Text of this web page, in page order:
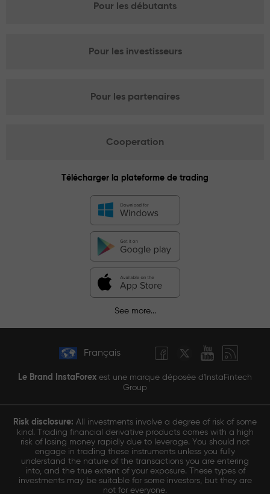
Pour les débutants
Pour les investisseurs
Pour les partenaires
Cooperation
Télécharger la plateforme de trading
See more...
Français
Le Brand InstaForex est une marque déposée d'InstaFintech
Group
Risk disclosure: All investments involve a degree of risk of some
kind. Trading financial derivative products comes with a high
risk of losing money rapidly due to leverage. You should not
engage in trading these instruments unless you fully
understand the nature of the transactions you are entering
into, and the true extent of your exposure. These types of
investments may be suitable for some investors, but they are
not for everyone.